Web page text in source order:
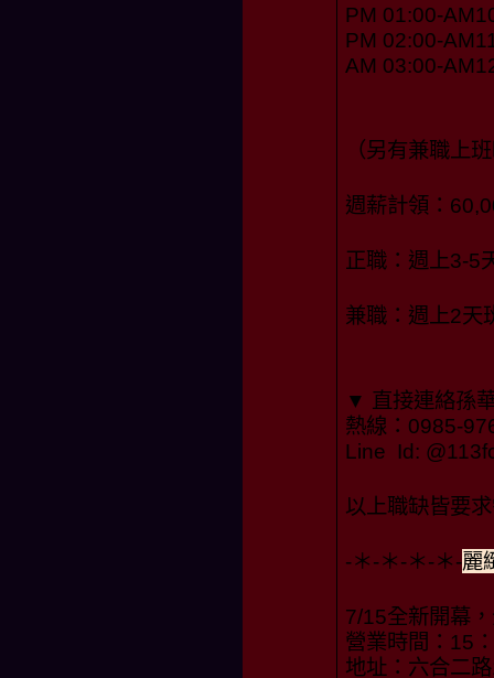
PM 01:00-
PM 02:00-
AM 03:00-
（另有兼職上
週薪計領：
正職：週上3-5
兼職：週上2天
▼ 直接連絡孫
熱線：0985-
Line Id:
以上職缺皆要
-＊-＊-＊-＊-麗
7/15全新開幕
營業時間：15
地址：六合二